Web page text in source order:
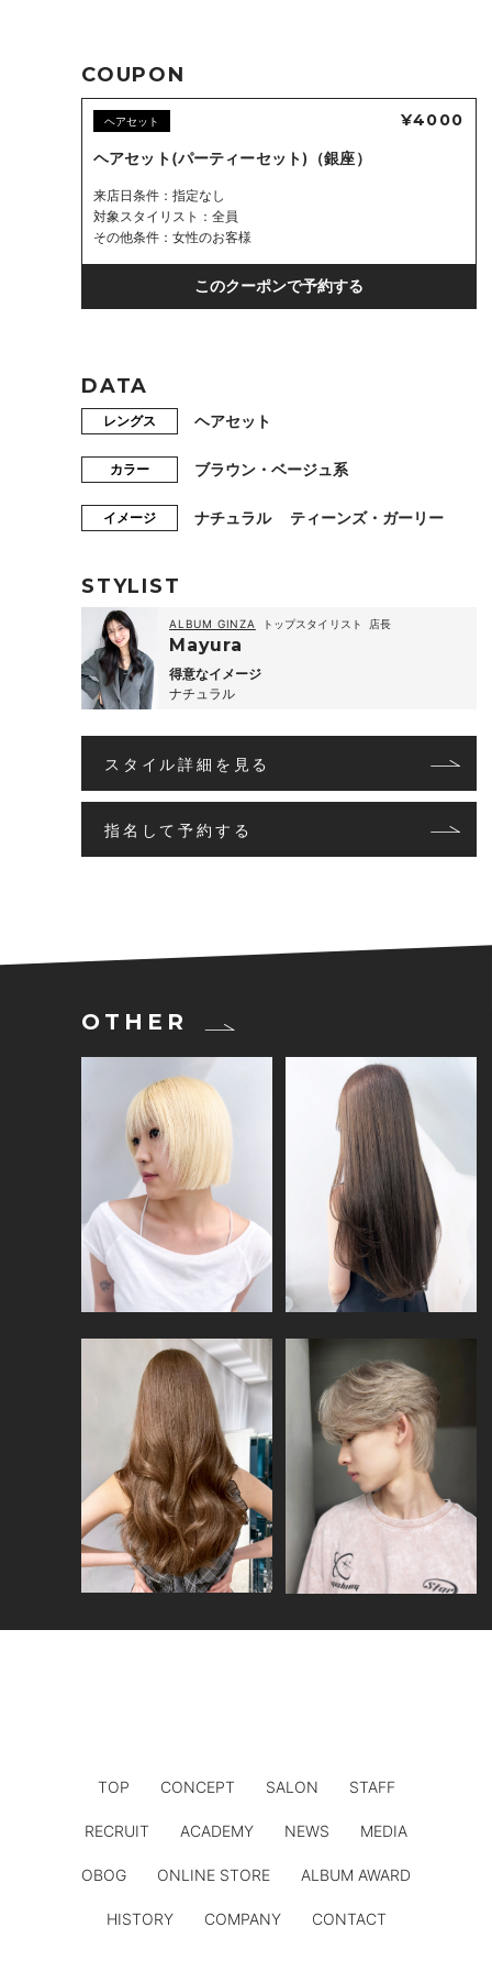
COUPON
ヘアセット(パーティーセット)（銀座）
ヘアセット ¥4000
来店日条件
指定なし
対象スタイリスト
全員
その他条件
女性のお客様
このクーポンで予約する
DATA
レングス ヘアセット
カラー ブラウン・ベージュ系
イメージ ナチュラル ティーンズ・ガーリー
STYLIST
​Mayura
ALBUM GINZA トップスタイリスト 店長
得意なイメージ
ナチュラル
指名して予約する
スタイル詳細を見る
OTHER
TOP CONCEPT SALON STAFF
RECRUIT ACADEMY NEWS MEDIA
OBOG ONLINE STORE ALBUM AWARD
HISTORY COMPANY CONTACT